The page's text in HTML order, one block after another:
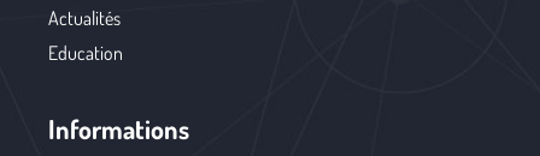
Actualités
Education
Informations